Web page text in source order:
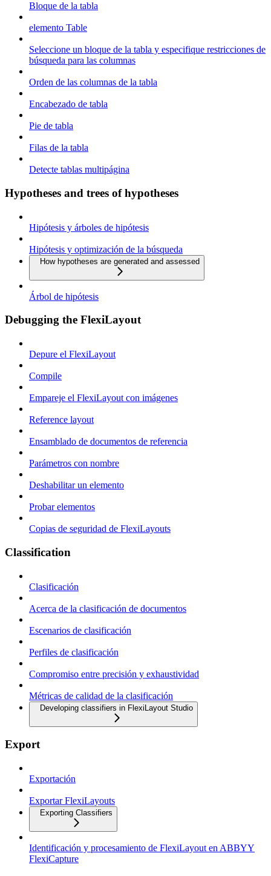
Bloque de la tabla
elemento Table
Seleccione un bloque de la tabla y especifique restricciones de
búsqueda para las columnas
Orden de las columnas de la tabla
Encabezado de tabla
Pie de tabla
Filas de la tabla
Detecte tablas multipágina
Hypotheses and trees of hypotheses
Hipótesis y árboles de hipótesis
Hipótesis y optimización de la búsqueda
How hypotheses are generated and assessed
Árbol de hipótesis
Debugging the FlexiLayout
Depure el FlexiLayout
Compile
Empareje el FlexiLayout con imágenes
Reference layout
Ensamblado de documentos de referencia
Parámetros con nombre
Deshabilitar un elemento
Probar elementos
Copias de seguridad de FlexiLayouts
Classification
Clasificación
Acerca de la clasificación de documentos
Escenarios de clasificación
Perfiles de clasificación
Compromiso entre precisión y exhaustividad
Métricas de calidad de la clasificación
Developing classifiers in FlexiLayout Studio
Export
Exportación
Exportar FlexiLayouts
Exporting Classifiers
Identificación y procesamiento de FlexiLayout en ABBYY
FlexiCapture